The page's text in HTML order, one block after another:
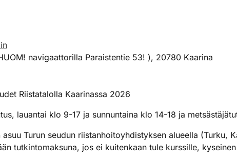
navigaattorilla Paraistentie 53! ), 20780 Kaarina
Riistatalolla Kaarinassa 2026
lauantai klo 9-17 ja sunnuntaina klo 14-18 ja
Turun seudun riistanhoitoyhdistyksen alueella (Turku,
tutkintomaksuna, jos ei kuitenkaan tule kurssille,